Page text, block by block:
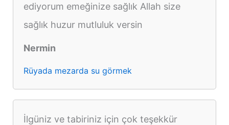
ediyorum emeğinize sağlık Allah size
sağlık huzur mutluluk versin
Nermin
Rüyada mezarda su görmek
İlgüniz ve tabiriniz için çok teşekkür